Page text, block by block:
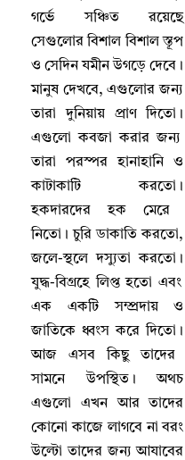
গর্ভে সঞ্চিত রয়েছে
সেগুলোর বিশাল বিশাল স্তূপ
ও সেদিন যমীন উগড়ে দেবে ।
মানুষ দেখবে,এগুলোর জন্য
তারা দুনিয়ায় প্রাণ দিতো ।
এগুলো কবজা করার জন্য
তারা পরস্পর হানাহানি ও
কাটাকাটি করতো ।
হকদারদের হক মেরে
নিতো । চুরি ডাকাতি করতো,
জলে-স্থলে দস্যুতা করতো ।
যুদ্ধ-বিগ্রহে লিপ্ত হতো এবং
এক একটি সম্প্রদায় ও
জাতিকে ধ্বংস করে দিতো ।
আজ এসব কিছু তাদের
সামনে উপস্থিত। অথচ
এগুলো এখন আর তাদের
কোনো কাজে লাগবে না বরং
উল্টো তাদের জন্য আযাবের